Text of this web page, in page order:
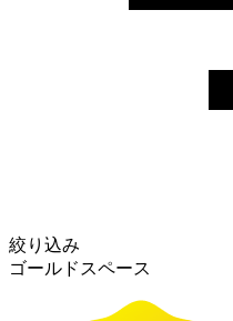
絞り込み
ゴールドスペース